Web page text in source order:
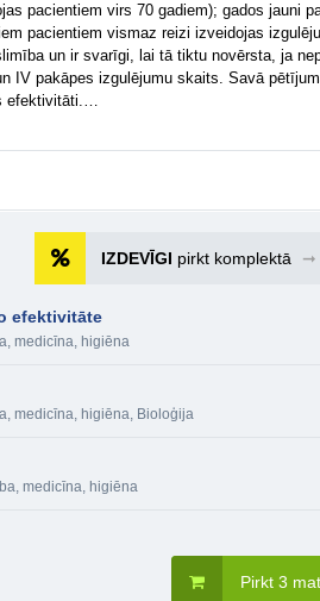
pacientiem virs 70 gadiem); gados jauni
pacientiem vismaz reizi izveidojas
un ir svarīgi, lai tā tiktu novērsta, ja
IV pakāpes izgulējumu skaits. Savā
efektivitāti.…
IZDEVĪGI pirkt komplektā ➞
efektivitāte
medicīna, higiēna
medicīna, higiēna, Bioloģija
medicīna, higiēna
Pirkt 3